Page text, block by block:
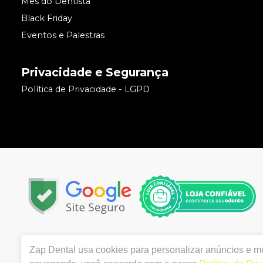
Black Friday
Eventos e Palestras
Privacidade e Segurança
Política de Privacidade - LGPD
Manoel Sanches G. Horta, 170 Centro – Apucarana /
Zap Dental usa cookies para personalizar anúncios e